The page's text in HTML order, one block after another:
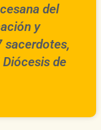
del
y
sacerdotes,
de